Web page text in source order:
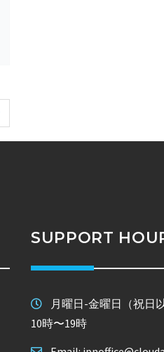
SUPPORT
月曜日-金曜日（祝日以
10時〜19時